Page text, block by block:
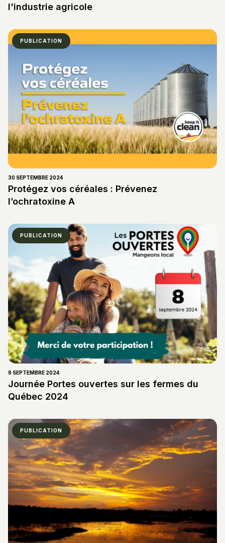
l'industrie agricole
PUBLICATION
30 SEPTEMBRE 2024
Protégez vos céréales : Prévenez
l’ochratoxine A
PUBLICATION
9 SEPTEMBRE 2024
Journée Portes ouvertes sur les fermes du
Québec 2024
PUBLICATION